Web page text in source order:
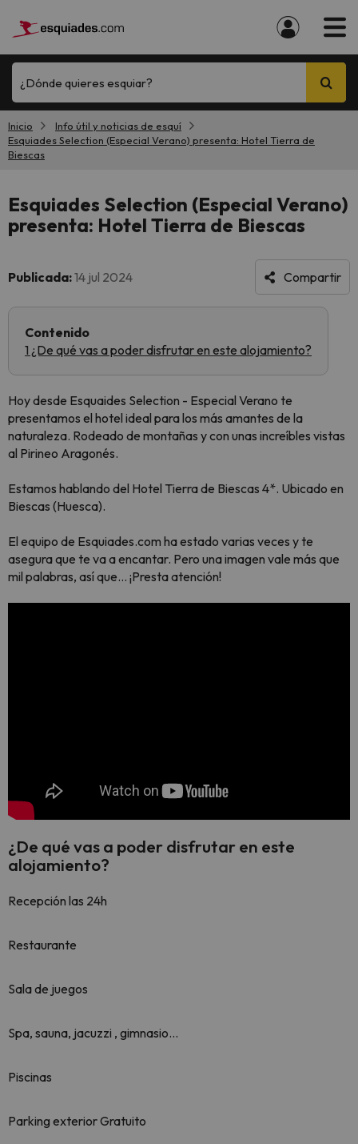
¿Dónde quieres esquiar?
Inicio
Info útil y noticias de esquí
Esquiades Selection (Especial Verano) presenta: Hotel Tierra de
Biescas
Esquiades Selection (Especial Verano)
presenta: Hotel Tierra de Biescas
Publicada:14 jul 2024 Compartir
Contenido
1 ¿De qué vas a poder disfrutar en este alojamiento?
Hoy desde Esquaides Selection - Especial Verano te
presentamos el hotel ideal para los más amantes de la
naturaleza. Rodeado de montañas y con unas increíbles vistas
al Pirineo Aragonés.
Estamos hablando del Hotel Tierra de Biescas 4*. Ubicado en
Biescas (Huesca).
El equipo de Esquiades.com ha estado varias veces y te
asegura que te va a encantar. Pero una imagen vale más que
mil palabras, así que... ¡Presta atención!
¿De qué vas a poder disfrutar en este
alojamiento?
Recepción las 24h
Restaurante
Sala de juegos
Spa, sauna, jacuzzi , gimnasio...
Piscinas
Parking exterior Gratuito